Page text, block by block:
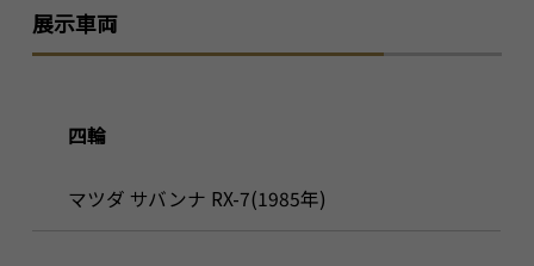
展示車両
四輪
マツダ サバンナ RX-7(1985年)